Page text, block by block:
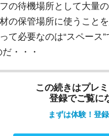
の待機場所として大量
の保管場所に使うこと
て必要なのは“スペース
・・・
この続きはプレ
登録でご覧に
まずは体験！登